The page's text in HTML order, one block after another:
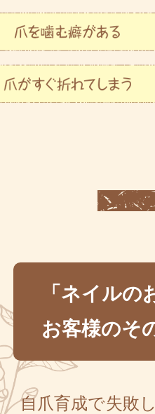
「ネイルの
お客様のそ
自爪育成で失敗